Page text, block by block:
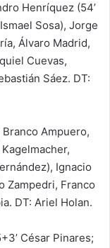
Henríquez (54’
Sosa), Jorge
Álvaro Madrid,
Cuevas,
Sáez. DT:
Ampuero,
Ignacio
Zampedri, Franco
DT: Ariel Holan.
César Pinares;